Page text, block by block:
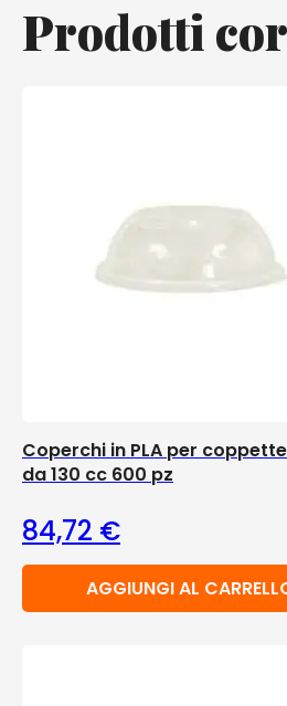
Prodotti
Coperchi in PLA per
da 130 cc 600 pz
84,72 €
AGGIUNGI AL